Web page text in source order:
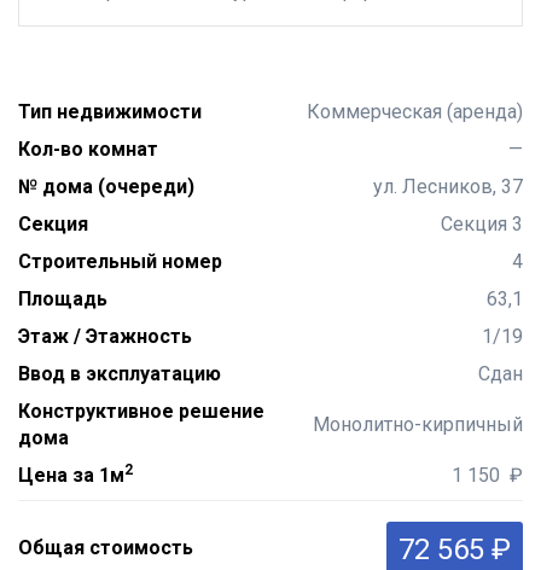
Тип недвижимости
Коммерческая (аренда)
Кол-во комнат
—
№ дома (очереди)
ул. Лесников, 37
Секция
Секция 3
Строительный номер
4
Площадь
63,1
Этаж / Этажность
1/19
Ввод в эксплуатацию
Сдан
Конструктивное решение
дома
Монолитно-кирпичный
Цена за 1м2 1 150 ₽
Общая стоимость 72 565 ₽